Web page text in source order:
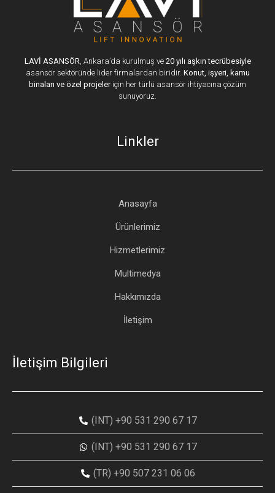
LAVİ ASANSÖR , Ankara’da kurulmuş ve 20 yılı aşkın tecrübesiyle
asansör sektöründe lider firmalardan biridir. Konut, işyeri, kamu
binaları ve özel projeleriçin her türlü asansör ihtiyacına çözüm
sunuyoruz.
Linkler
Anasayfa
Ürünlerimiz
Hizmetlerimiz
Multimedya
Hakkımızda
İletişim
İletişim Bilgileri
(INT) +90 531 290 67 17
(INT) +90 531 290 67 17
(TR) +90 507 231 06 06